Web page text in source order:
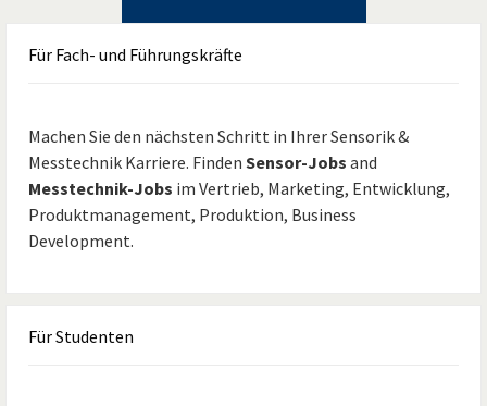
Für Fach- und Führungskräfte
Machen Sie den nächsten Schritt in Ihrer Sensorik &
Messtechnik Karriere. Finden Sensor-Jobs and
Messtechnik-Jobs im Vertrieb, Marketing, Entwicklung,
Produktmanagement, Produktion, Business
Development.
FürStudenten